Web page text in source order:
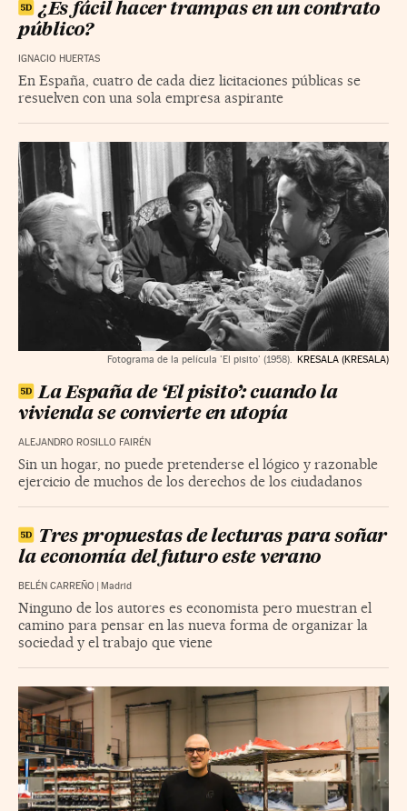
¿Es fácil hacer trampas en un contrato
público?
IGNACIO HUERTAS
En España, cuatro de cada diez licitaciones públicas se
resuelven con una sola empresa aspirante
Fotograma de la película 'El pisito' (1958). KRESALA (KRESALA)
La España de ‘El pisito’: cuando la
vivienda se convierte en utopía
ALEJANDRO ROSILLO FAIRÉN
Sin un hogar, no puede pretenderse el lógico y razonable
ejercicio de muchos de los derechos de los ciudadanos
Tres propuestas de lecturas para soñar
la economía del futuro este verano
BELÉN CARREÑO | Madrid
Ninguno de los autores es economista pero muestran el
camino para pensar en las nueva forma de organizar la
sociedad y el trabajo que viene